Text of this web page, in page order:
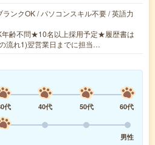
ランクOK / パソコンスキル不要 / 英語力
年齢不問★10名以上採用予定★履歴書は
流れ1)翌営業日までに担当…
代 40代 50代
60代
男性